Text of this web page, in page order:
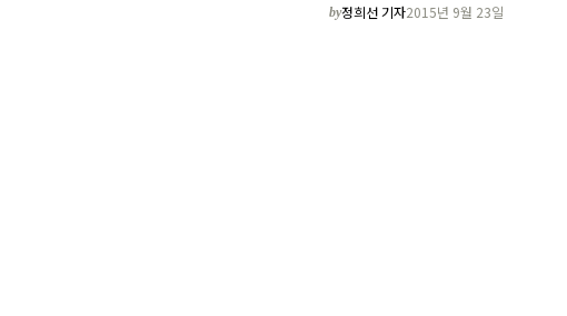
by정희선 기자2015년 9월 23일